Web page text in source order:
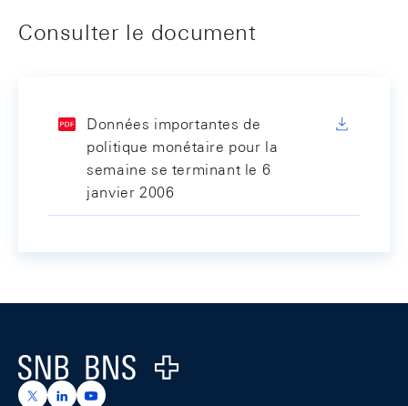
Consulter le document
Données importantes de
politique monétaire pour la
semaine se terminant le 6
janvier 2006
Logo
https://x.com/snb_bns
https://ch.linkedin.com/company/swiss-national-
https://www.youtube.com/@swissnationalbank